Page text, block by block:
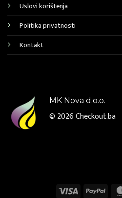
Uslovi korištenja
Politika privatnosti
Kontakt
MK Nova d.o.o.
© 2026Checkout.ba